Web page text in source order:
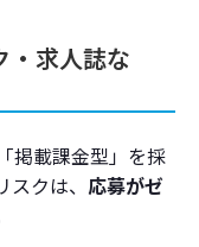
・求人誌な
掲載課金型」を採
クは、 応募がゼ